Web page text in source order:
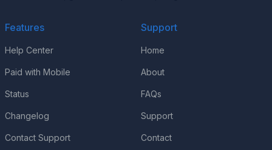
Features
Help Center
Paid with Mobile
Status
Changelog
Contact Support
Support
Home
About
FAQs
Support
Contact